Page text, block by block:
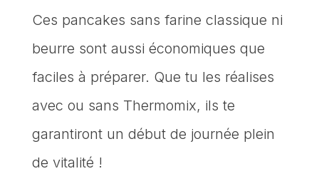
Ces pancakes sans farine classique ni
beurre sont aussi économiques que
faciles à préparer. Que tu les réalises
avec ou sans Thermomix, ils te
garantiront un début de journée plein
de vitalité !